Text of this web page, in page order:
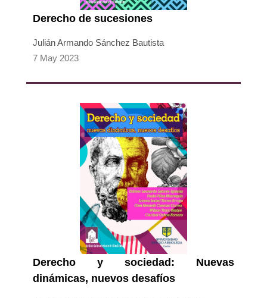
Derecho de sucesiones
Julián Armando Sánchez Bautista
7 May 2023
Derecho y sociedad: Nuevas
dinámicas, nuevos desafíos